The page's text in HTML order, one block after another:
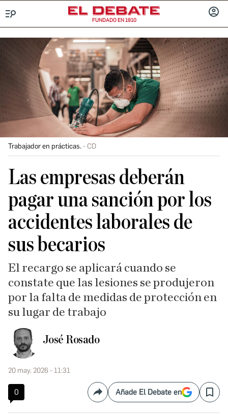
FUNDADO EN 1910
Trabajador en prácticas. CD
Las empresas deberán
pagar una sanción por los
accidentes laborales de
sus becarios
El recargo se aplicará cuando se
constate que las lesiones se produjeron
por la falta de medidas de protección en
su lugar de trabajo
José Rosado
20 may. 2026 - 11:31
0 CompartirAñade El Debate en Save